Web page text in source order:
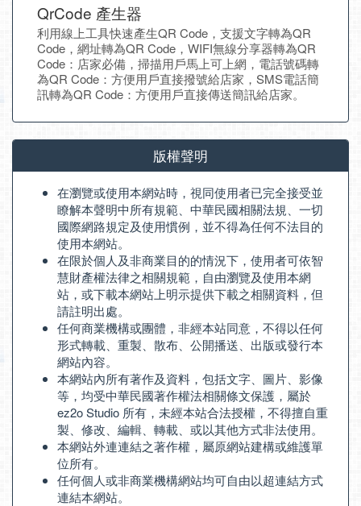
QrCode 產生器
利用線上工具快速產生QR Code，支援文字轉為QR
Code，網址轉為QR Code，WIFI無線分享器轉為QR
Code：店家必備，掃描用戶馬上可上網，電話號碼轉
為QR Code：方便用戶直接撥號給店家，SMS電話簡
訊轉為QR Code：方便用戶直接傳送簡訊給店家。
版權聲明
在瀏覽或使用本網站時，視同使用者已完全接受並
瞭解本聲明中所有規範、中華民國相關法規、一切
國際網路規定及使用慣例，並不得為任何不法目的
使用本網站。
在限於個人及非商業目的的情況下，使用者可依智
慧財產權法律之相關規範，自由瀏覽及使用本網
站，或下載本網站上明示提供下載之相關資料，但
請註明出處。
任何商業機構或團體，非經本站同意，不得以任何
形式轉載、重製、散布、公開播送、出版或發行本
網站內容。
本網站內所有著作及資料，包括文字、圖片、影像
等，均受中華民國著作權法相關條文保護，屬於
ez2o Studio 所有，未經本站合法授權，不得擅自重
製、修改、編輯、轉載、或以其他方式非法使用。
本網站外連連結之著作權，屬原網站建構或維護單
位所有。
任何個人或非商業機構網站均可自由以超連結方式
連結本網站。